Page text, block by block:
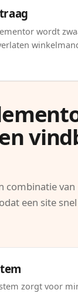
wordt
combinatie
een site
zorgt voor